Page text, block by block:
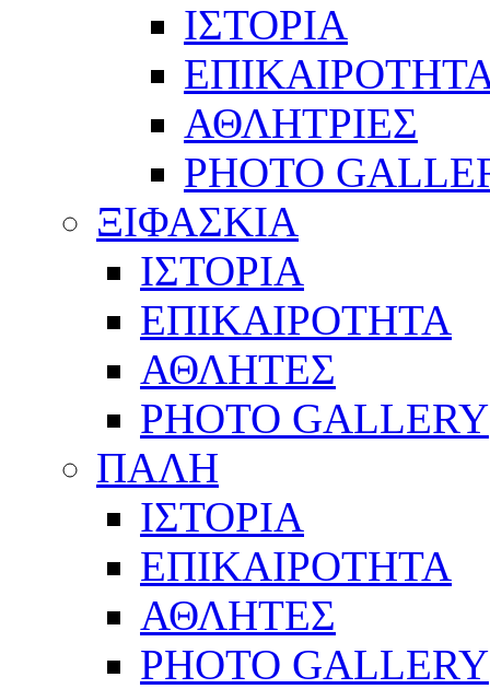
ΙΣΤΟΡΙΑ
ΑΘΛΗΤΡΙΕΣ
PHOTO
ΞΙΦΑΣΚΙΑ
ΙΣΤΟΡΙΑ
ΕΠΙΚΑΙΡΟΤΗΤΑ
ΑΘΛΗΤΕΣ
PHOTO GALLERY
ΠΑΛΗ
ΙΣΤΟΡΙΑ
ΕΠΙΚΑΙΡΟΤΗΤΑ
ΑΘΛΗΤΕΣ
PHOTO GALLERY